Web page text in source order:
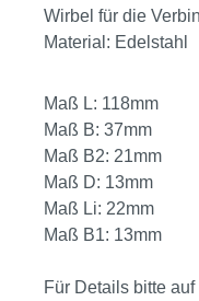
Wirbel für die
Material: Edelstahl
Maß L: 118mm
Maß B: 37mm
Maß B2: 21mm
Maß D: 13mm
Maß Li: 22mm
Maß B1: 13mm
Für Details bitte